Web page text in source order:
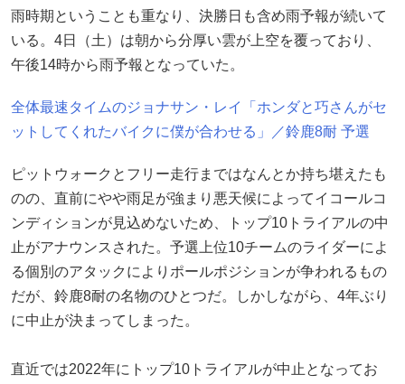
雨時期ということも重なり、決勝日も含め雨予報が続いて
いる。4日（土）は朝から分厚い雲が上空を覆っており、
午後14時から雨予報となっていた。
全体最速タイムのジョナサン・レイ「ホンダと巧さんがセ
ットしてくれたバイクに僕が合わせる」／鈴鹿8耐 予選
ピットウォークとフリー走行まではなんとか持ち堪えたも
のの、直前にやや雨足が強まり悪天候によってイコールコ
ンディションが見込めないため、トップ10トライアルの中
止がアナウンスされた。予選上位10チームのライダーによ
る個別のアタックによりポールポジションが争われるもの
だが、鈴鹿8耐の名物のひとつだ。しかしながら、4年ぶり
に中止が決まってしまった。
直近では2022年にトップ10トライアルが中止となってお